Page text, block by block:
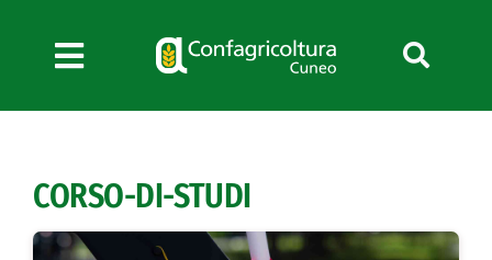
contenuto
Toggle
Navigation
News
Bandi
CORSO-DI-STUDI